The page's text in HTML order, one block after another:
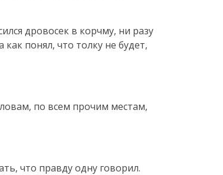
дровосек в корчму, ни разу
понял, что толку не будет,
по всем прочим местам,
что правду одну говорил.